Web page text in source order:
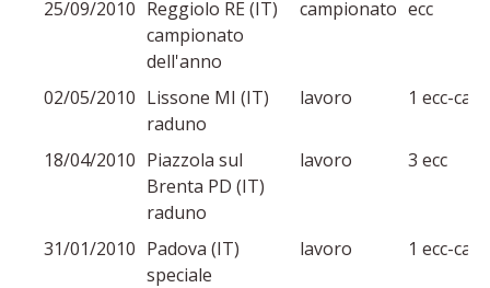
25/09/2010 Reggiolo RE (IT)
campionato
dell'anno
campionato ecc
02/05/2010 Lissone MI (IT)
raduno
lavoro 1 ecc-cac
18/04/2010 Piazzola sul
Brenta PD (IT)
raduno
lavoro 3 ecc
31/01/2010 Padova (IT)
speciale
lavoro 1 ecc-cac